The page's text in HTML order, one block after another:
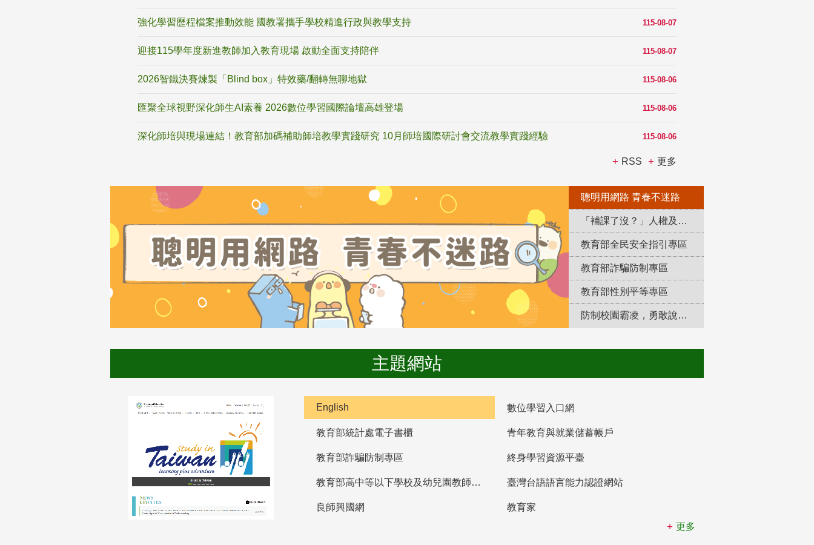
115-08-07
強化學習歷程檔案推動效能 國教署攜手學校精進行政與教學支持
115-08-07
迎接115學年度新進教師加入教育現場 啟動全面支持陪伴
115-08-06
2026智鐵決賽煉製「Blind box」特效藥/翻轉無聊地獄
115-08-06
匯聚全球視野深化師生AI素養 2026數位學習國際論壇高雄登場
115-08-06
深化師培與現場連結！教育部加碼補助師培教學實踐研究 10月師培國際研討會交流教學實踐經驗
RSS 更多
聰明用網路 青春不迷路
「補課了沒？」人權及轉型正義教育專區
教育部全民安全指引專區
教育部詐騙防制專區
教育部性別平等專區
防制校園霸凌，勇敢說出來！
主題網站
English 數位學習入口網
教育部統計處電子書櫃 青年教育與就業儲蓄帳戶
教育部詐騙防制專區 終身學習資源平臺
教育部高中等以下學校及幼兒園教師資格檢定考試 臺灣台語語言能力認證網站
良師興國網
教育家
更多